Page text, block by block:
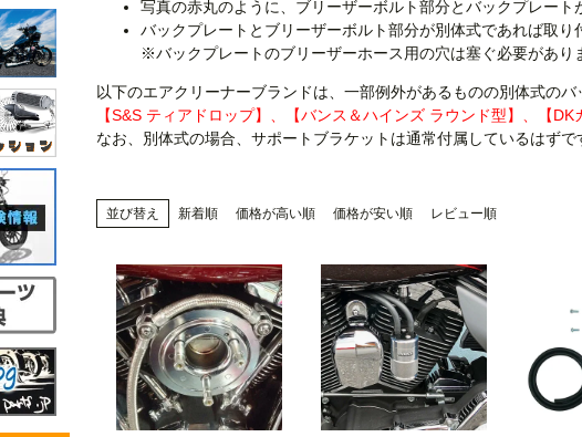
写真の赤丸のように、ブリーザーボルト部分とバックプレー
バックプレートとブリーザーボルト部分が別体式であれば取り
※バックプレートのブリーザーホース用の穴は塞ぐ必要があり
以下のエアクリーナーブランドは、一部例外があるものの別体式のバ
【S&S ティアドロップ】、【バンス＆ハインズ ラウンド型】、【
なお、別体式の場合、サポートブラケットは通常付属しているはず
並び替え 新着順 価格が高い順 価格が安い順 レビュー順